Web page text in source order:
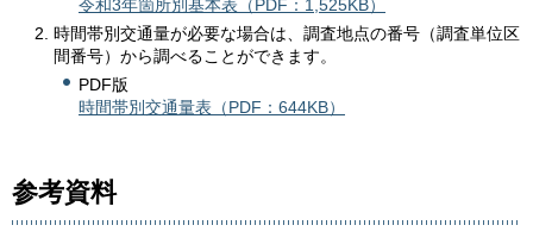
令和3年箇所別基本表（PDF：1,525KB）
時間帯別交通量が必要な場合は、調査地点の番号（調査単位区
間番号）から調べることができます。
PDF版
時間帯別交通量表（PDF：644KB）
参考資料